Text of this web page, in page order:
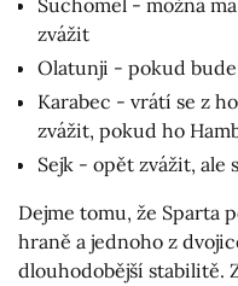
Suchomel - možná
zvážit
Olatunji - pokud
Karabec - vrátí se z
zvážit, pokud ho
Sejk - opět zvážit, ale
Dejme tomu, že Sparta
hraně a jednoho z
dlouhodobější stabilitě.